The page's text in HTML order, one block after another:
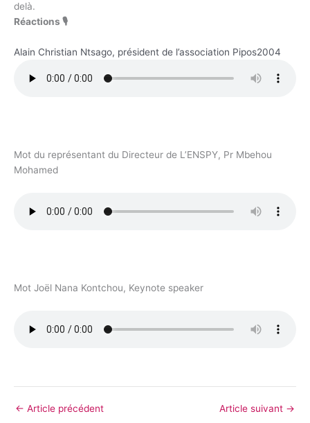
delà.
Réactions 🎙
Alain Christian Ntsago, président de l’association Pipos2004
Mot du représentant du Directeur de L’ENSPY, Pr Mbehou
Mohamed
Mot Joël Nana Kontchou, Keynote speaker
← Article précédent Article suivant →